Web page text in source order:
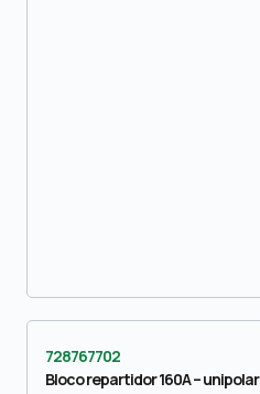
728767702
Bloco repartidor 160A – unipolar